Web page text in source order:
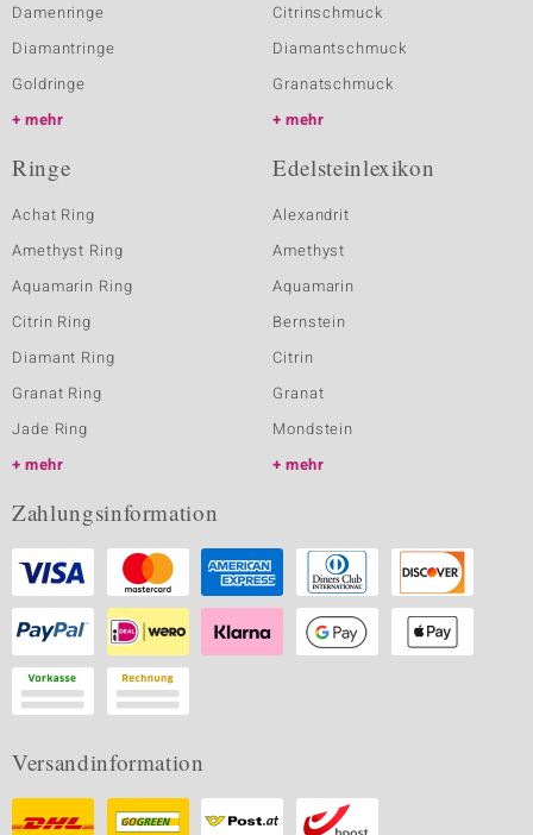
Damenringe
Diamantringe
Goldringe
mehr
Citrinschmuck
Diamantschmuck
Granatschmuck
mehr
Ringe
Achat Ring
Amethyst Ring
Aquamarin Ring
Citrin Ring
Diamant Ring
Granat Ring
Jade Ring
mehr
Edelsteinlexikon
Alexandrit
Amethyst
Aquamarin
Bernstein
Citrin
Granat
Mondstein
mehr
Zahlungsinformation
Versandinformation